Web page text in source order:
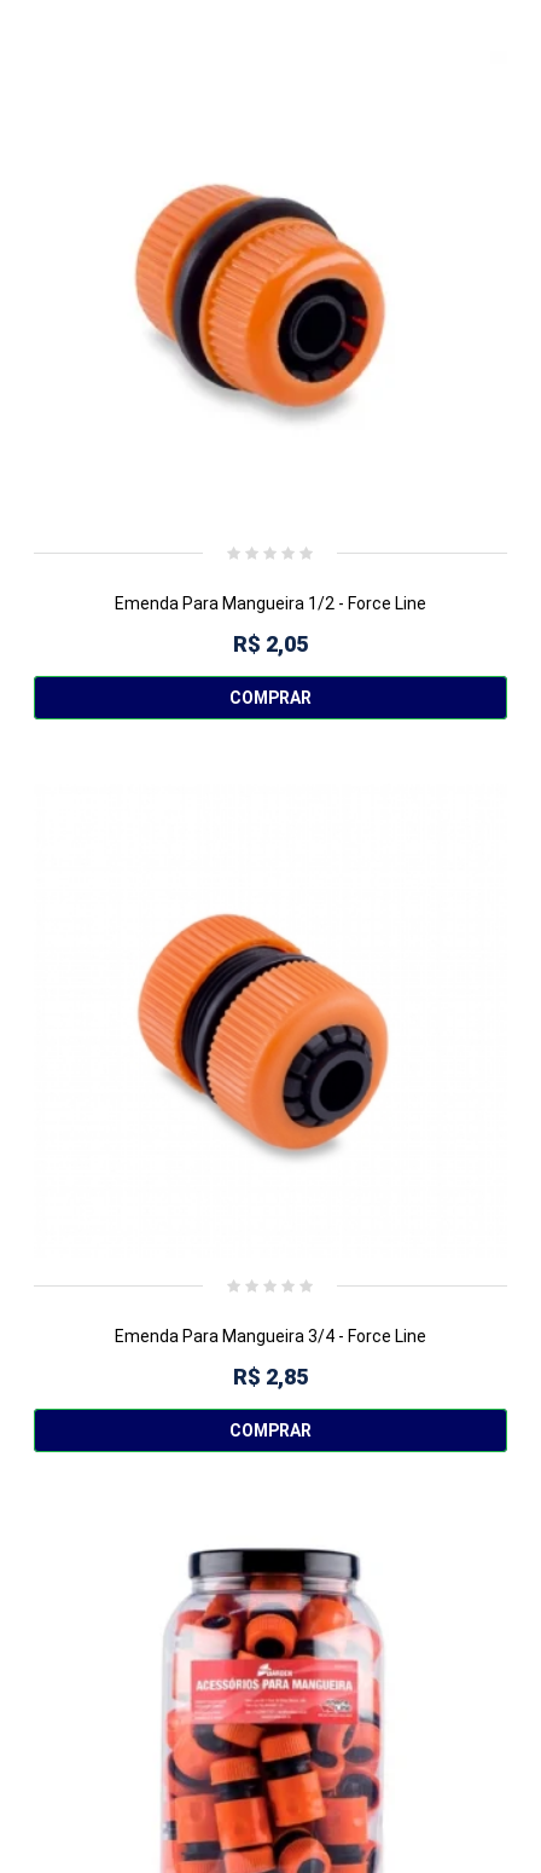
Emenda Para Mangueira 1/2 - Force Line
R$ 2,05
COMPRAR
Emenda Para Mangueira 3/4 - Force Line
R$ 2,85
COMPRAR